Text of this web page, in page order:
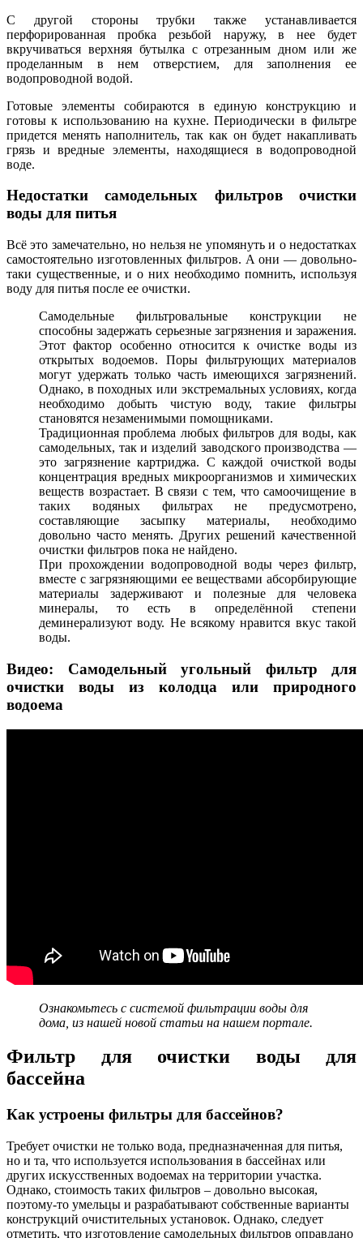
С другой стороны трубки также устанавливается
перфорированная пробка резьбой наружу, в нее будет
вкручиваться верхняя бутылка с отрезанным дном или же
проделанным в нем отверстием, для заполнения ее
водопроводной водой.
Готовые элементы собираются в единую конструкцию и
готовы к использованию на кухне. Периодически в фильтре
придется менять наполнитель, так как он будет накапливать
грязь и вредные элементы, находящиеся в водопроводной
воде.
Недостатки самодельных фильтров очистки
воды для питья
Всё это замечательно, но нельзя не упомянуть и о недостатках
самостоятельно изготовленных фильтров. А они — довольно-
таки существенные, и о них необходимо помнить, используя
воду для питья после ее очистки.
Самодельные фильтровальные конструкции не
способны задержать серьезные загрязнения и заражения.
Этот фактор особенно относится к очистке воды из
открытых водоемов. Поры фильтрующих материалов
могут удержать только часть имеющихся загрязнений.
Однако, в походных или экстремальных условиях, когда
необходимо добыть чистую воду, такие фильтры
становятся незаменимыми помощниками.
Традиционная проблема любых фильтров для воды, как
самодельных, так и изделий заводского производства —
это загрязнение картриджа. С каждой очисткой воды
концентрация вредных микроорганизмов и химических
веществ возрастает. В связи с тем, что самоочищение в
таких водяных фильтрах не предусмотрено,
составляющие засыпку материалы, необходимо
довольно часто менять. Других решений качественной
очистки фильтров пока не найдено.
При прохождении водопроводной воды через фильтр,
вместе с загрязняющими ее веществами абсорбирующие
материалы задерживают и полезные для человека
минералы, то есть в определённой степени
деминерализуют воду. Не всякому нравится вкус такой
воды.
Видео: Самодельный угольный фильтр для
очистки воды из колодца или природного
водоема
Ознакомьтесь с системой фильтрации воды для
дома, из нашей новой статьи на нашем портале.
Фильтр для очистки воды для
бассейна
Как устроены фильтры для бассейнов?
Требует очистки не только вода, предназначенная для питья,
но и та, что используется использования в бассейнах или
других искусственных водоемах на территории участка.
Однако, стоимость таких фильтров – довольно высокая,
поэтому-то умельцы и разрабатывают собственные варианты
конструкций очистительных установок. Однако, следует
отметить, что изготовление самодельных фильтров оправдано